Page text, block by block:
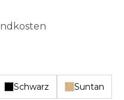
Schwarz Suntan